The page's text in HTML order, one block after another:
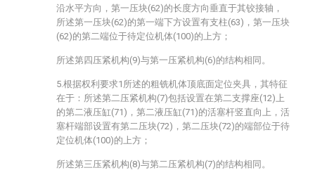
沿水平方向，第一压块(62)的长度方向垂直于其铰接轴，
所述第一压块(62)的第一端下方设置有支柱(63)，第一压块
(62)的第二端位于待定位机体(100)的上方；
所述第四压紧机构(9)与第一压紧机构(6)的结构相同。
5.根据权利要求1所述的粗铣机体顶底面定位夹具，其特征
在于：所述第二压紧机构(7)包括设置在第二支撑座(12)上
的第二液压缸(71)，第二液压缸(71)的活塞杆竖直向上，活
塞杆端部设置有第二压块(72)，第二压块(72)的端部位于待
定位机体(100)的上方；
所述第三压紧机构(8)与第二压紧机构(7)的结构相同。